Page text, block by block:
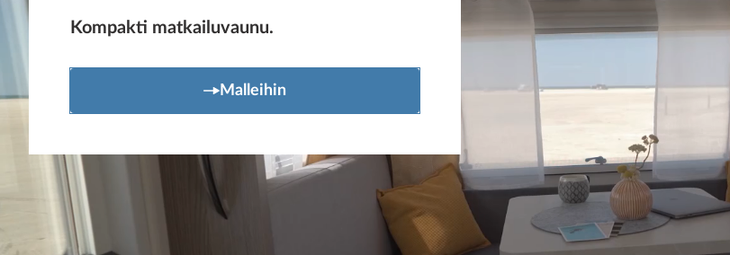
Kompakti matkailuvaunu.
Malleihin